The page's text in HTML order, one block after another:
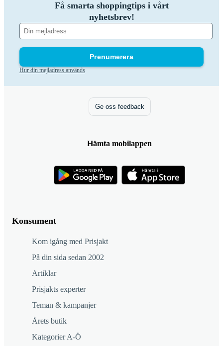
Få smarta shoppingtips i vårt
nyhetsbrev!
Prenumerera
Hur din mejladress används
Konsument
Kom igång med Prisjakt
På din sida sedan 2002
Artiklar
Prisjakts experter
Teman & kampanjer
Årets butik
Kategorier A-Ö
Ge oss feedback
Hämta mobilappen